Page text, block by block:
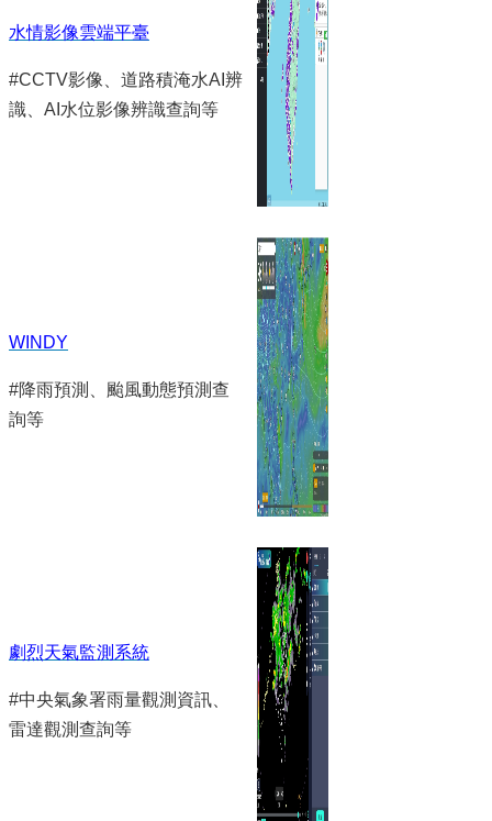
水情影像雲端平臺
#CCTV影像、道路積淹水AI辨
識、AI水位影像辨識查詢等
WINDY
#降雨預測、颱風動態預測查
詢等
劇烈天氣監測系統
#中央氣象署雨量觀測資訊、
雷達觀測查詢等